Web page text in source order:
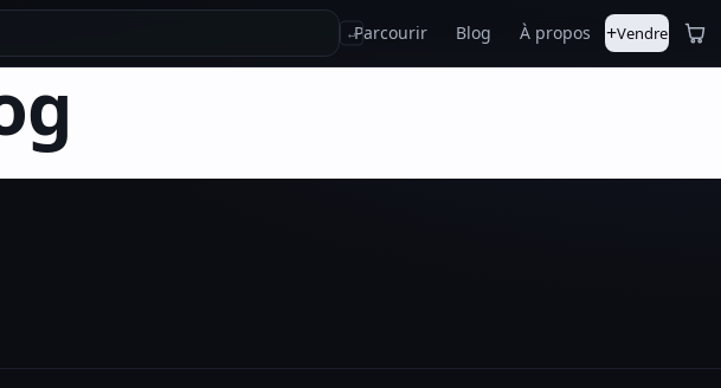
↵Parcourir Blog À propos +Vendre